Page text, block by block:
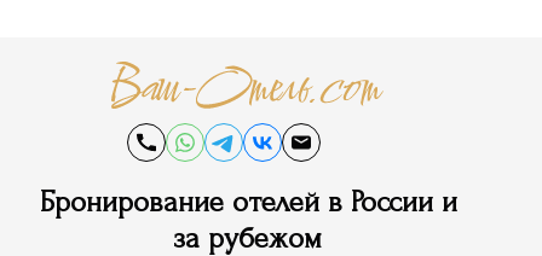
Бронирование отелей в России и
за рубежом